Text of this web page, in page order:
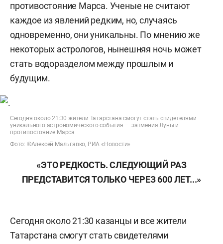
противостояние Марса. Ученые не считают
каждое из явлений редким, но, случаясь
одновременно, они уникальны. По мнению же
некоторых астрологов, нынешняя ночь может
стать водоразделом между прошлым и
будущим.
Сегодня около 21:30 жители Татарстана смогут стать свидетелями
уникального астрономического события – затмения Луны и
противостояние Марса
Фото: ©Алексей Мальгавко, РИА «Новости»
«ЭТО РЕДКОСТЬ. СЛЕДУЮЩИЙ РАЗ
ПРЕДСТАВИТСЯ ТОЛЬКО ЧЕРЕЗ 600 ЛЕТ...»
Сегодня около 21:30 казанцы и все жители
Татарстана смогут стать свидетелями